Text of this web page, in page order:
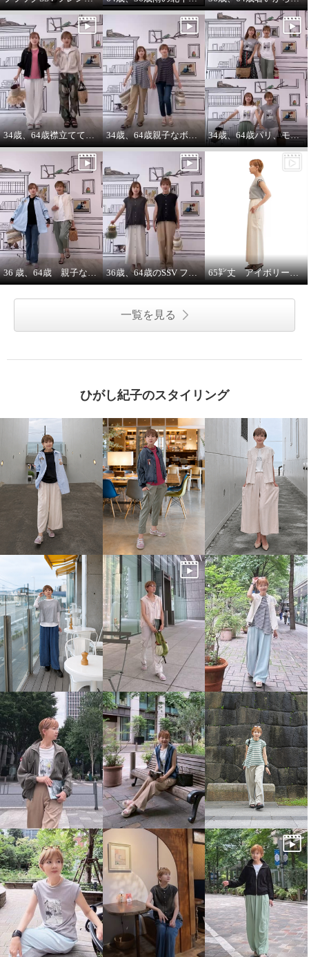
エムズ スタイル コットン混 ベ
イカーデザイン ガウチョパンツ
チャコールグレー Ｓ
¥0
34歳、64歳襟立ててブルゾンを着る えっ？襟立てない？ 34歳、64歳親子なボーダーコーデstyle^_^ 34歳、64歳パリ、モンマルトルの階段プリントカットソーを着る。
36 歳、64歳 親子な年齢差コーデ 36歳、64歳のSSV フレンチスリーブシャツはジレにもなります。 65㌢丈 アイボリーワイドパンツは、シルエット、履き心地ピカイチ
一覧を見る
ひがし紀子のスタイリング